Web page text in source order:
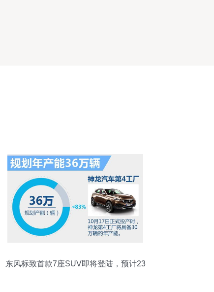
东风标致首款7座SUV即将登陆，预计23